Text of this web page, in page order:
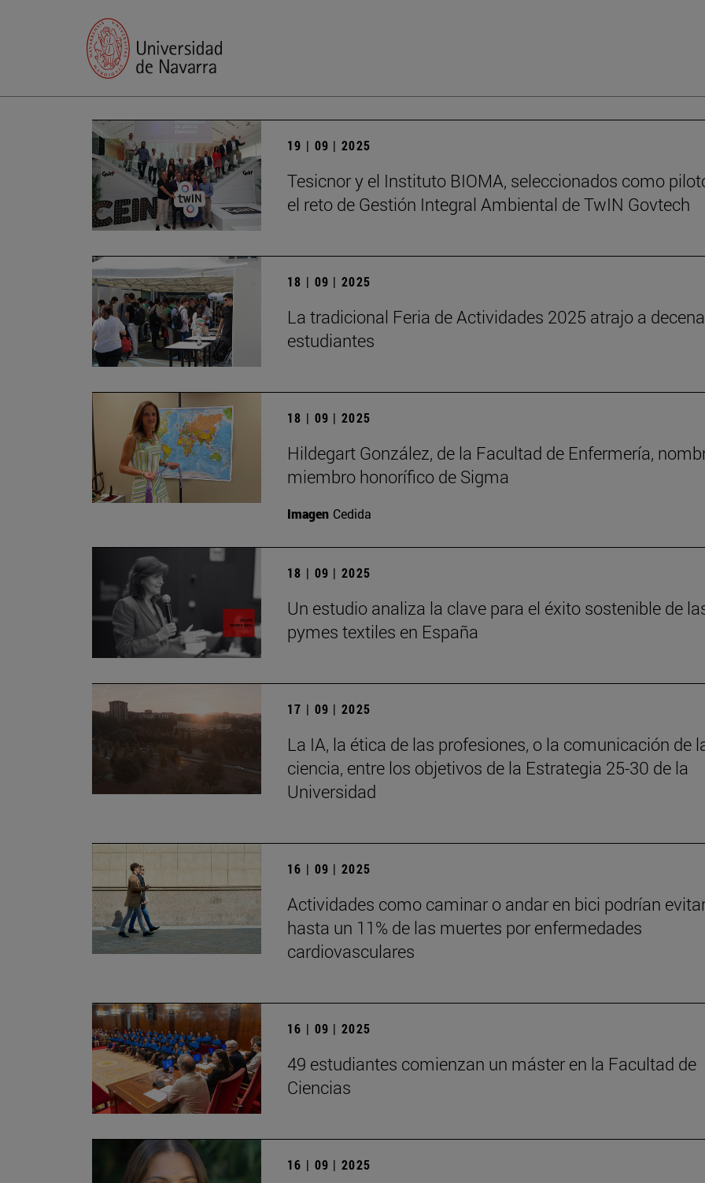
19 | 09 | 2025
Tesicnor y el Instituto BIOMA, seleccionados como
el reto de Gestión Integral Ambiental de TwIN Govtech
18 | 09 | 2025
La tradicional Feria de Actividades 2025 atrajo a
estudiantes
18 | 09 | 2025
Hildegart González, de la Facultad de Enfermería,
miembro honorífico de Sigma
Imagen Cedida
18 | 09 | 2025
Un estudio analiza la clave para el éxito sostenible de
pymes textiles en España
17 | 09 | 2025
La IA, la ética de las profesiones, o la comunicación de
ciencia, entre los objetivos de la Estrategia 25-30 de la
Universidad
16 | 09 | 2025
Actividades como caminar o andar en bici podrían
hasta un 11% de las muertes por enfermedades
cardiovasculares
16 | 09 | 2025
49 estudiantes comienzan un máster en la Facultad de
Ciencias
16 | 09 | 2025